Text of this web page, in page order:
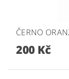
ČERNO
200 Kč